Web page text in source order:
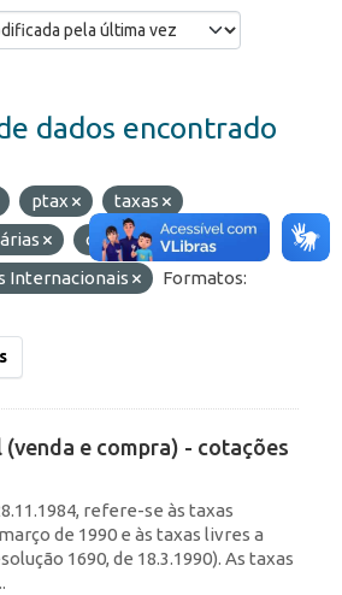
dados encontrado
ptax
taxas
cotações
Grupos:
Internacionais
Formatos:
e compra) - cotações
refere-se às taxas
de 1990 e às taxas livres a
1690, de 18.3.1990). As taxas